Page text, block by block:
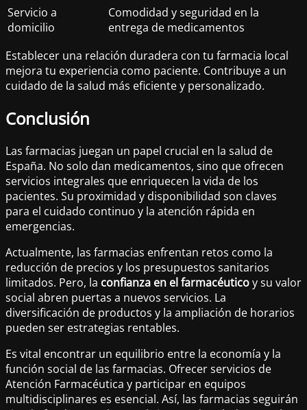
Servicio a
domicilio
Comodidad y seguridad en la
entrega de medicamentos
Establecer una relación duradera con tu farmacia local
mejora tu experiencia como paciente. Contribuye a un
cuidado de la salud más eficiente y personalizado.
Conclusión
Las farmacias juegan un papel crucial en la salud de
España. No solo dan medicamentos, sino que ofrecen
servicios integrales que enriquecen la vida de los
pacientes. Su proximidad y disponibilidad son claves
para el cuidado continuo y la atención rápida en
emergencias.
Actualmente, las farmacias enfrentan retos como la
reducción de precios y los presupuestos sanitarios
limitados. Pero, la confianza en el farmacéuticoy su valor
social abren puertas a nuevos servicios. La
diversificación de productos y la ampliación de horarios
pueden ser estrategias rentables.
Es vital encontrar un equilibrio entre la economía y la
función social de las farmacias. Ofrecer servicios de
Atención Farmacéutica y participar en equipos
multidisciplinares es esencial. Así, las farmacias seguirán